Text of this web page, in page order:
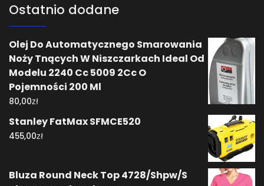
Ostatnio dodane
Olej Do Automatycznego Smarowania
Noży Tnących W Niszczarkach Ideal Od
Modelu 2240 Cc 5009 2Cc O
Pojemności 200 Ml
80,00zł
Stanley FatMax SFMCE520
455,00zł
Bluza Round Neck Top 4728/Shpw/S